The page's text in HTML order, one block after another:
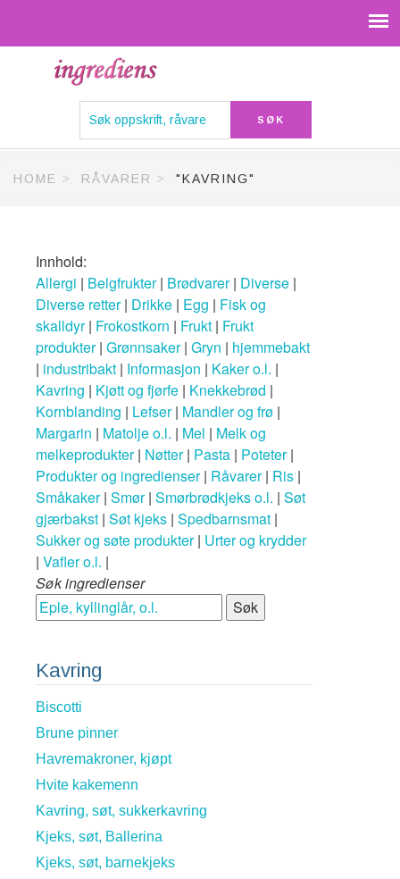
HOME RÅVARER "KAVRING"
Innhold:
Allergi | Belgfrukter| Brødvarer| Diverse |
Diverse retter| Drikke | Egg | Fisk og
skalldyr| Frokostkorn | Frukt | Frukt
produkter| Grønnsaker| Gryn | hjemmebakt
| industribakt | Informasjon | Kaker o.l. |
Kavring | Kjøtt og fjørfe | Knekkebrød |
Kornblanding | Lefser| Mandler og frø |
Margarin | Matolje o.l. | Mel | Melk og
melkeprodukter| Nøtter| Pasta | Poteter|
Produkter og ingredienser| Råvarer| Ris |
Småkaker| Smør| Smørbrødkjeks o.l. | Søt
gjærbakst | Søt kjeks | Spedbarnsmat |
Sukker og søte produkter| Urter og krydder
| Vafler o.l. |
Søk ingredienser
Kavring
Biscotti
Brune pinner
Havremakroner, kjøpt
Hvite kakemenn
Kavring, søt, sukkerkavring
Kjeks, søt, Ballerina
Kjeks, søt, barnekjeks